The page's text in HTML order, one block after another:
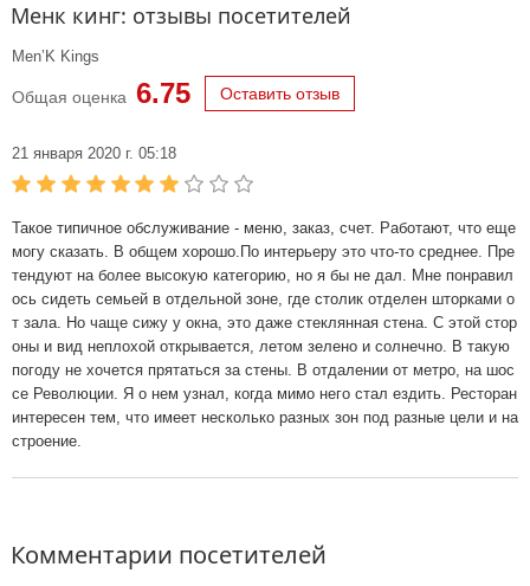
Менк кинг: отзывы посетителей
Men’K Kings
Общая оценка 6.75 Оставить отзыв
21 января 2020 г. 05:18
Такое типичное обслуживание - меню, заказ, счет. Работают, что еще
могу сказать. В общем хорошо.По интерьеру это что-то среднее. Пре
тендуют на более высокую категорию, но я бы не дал. Мне понравил
ось сидеть семьей в отдельной зоне, где столик отделен шторками о
т зала. Но чаще сижу у окна, это даже стеклянная стена. С этой стор
оны и вид неплохой открывается, летом зелено и солнечно. В такую
погоду не хочется прятаться за стены. В отдалении от метро, на шос
се Революции. Я о нем узнал, когда мимо него стал ездить. Ресторан
интересен тем, что имеет несколько разных зон под разные цели и на
строение.
Комментарии посетителей